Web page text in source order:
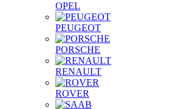
OPEL
PEUGEOT
PORSCHE
RENAULT
ROVER